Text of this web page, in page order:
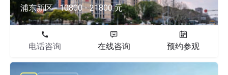
浦东新区 10800 - 21800 元
电话咨询 在线咨询 预约参观